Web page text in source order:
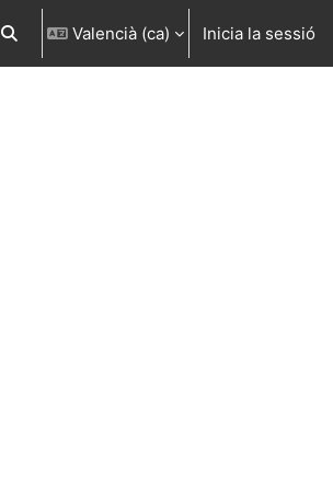
Commuta l'entrada de la cerca
Valencià ‎(ca)‎ Inicia la sessió